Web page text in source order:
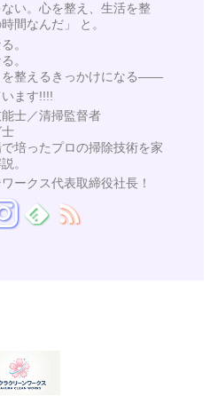
い。心を整え、生活を整
間なんだ」 と。
。
。
を整えるきっかけになる——
ます!!!!
士／清掃監督者
培ったプロの掃除技術を家
。
ークス代表取締役社長！